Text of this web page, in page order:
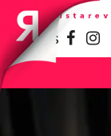
SIGA-NOS